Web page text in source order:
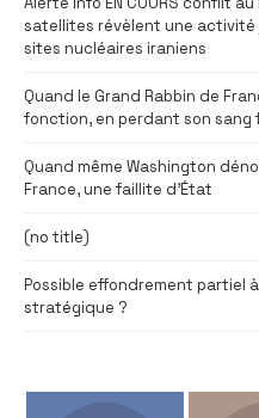
satellites révèlent une
sites nucléaires iraniens
Quand le Grand Rabbin de
fonction, en perdant son sang
Quand même Washington
France, une faillite d’État
(no title)
Possible effondrement partiel
stratégique ?